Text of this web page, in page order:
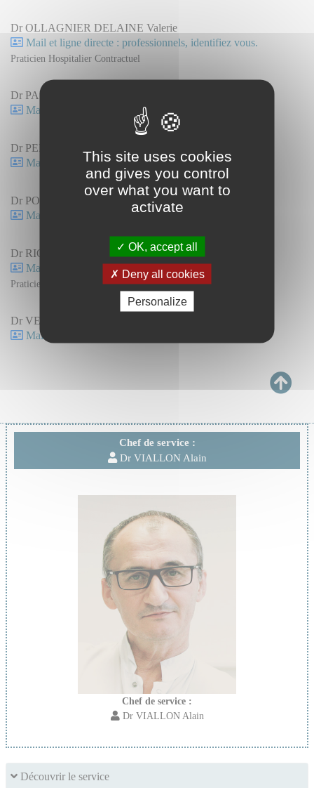
Chef de service :
Dr VIALLON Alain
Chef de service :
Dr VIALLON Alain
Découvrir le service
Dr OLLAGNIER DELAINE Valerie
Mail et ligne directe : professionnels, identifiez vous.
Praticien Hospitalier Contractuel
Dr PASTOR Elise
Mail et ligne directe : professionnels, identifiez vous.
Dr PERDON Alexandre
Mail et ligne directe : professionnels, identifiez vous.
Dr POCHON Eve
Mail et ligne directe : professionnels, identifiez vous.
Dr RIOCREUX Corentin
Mail et ligne directe : professionnels, identifiez vous.
Praticien Hospitalier Contractuel
Dr VERGNE Marion
Mail et ligne directe : professionnels, identifiez vous.
This site uses cookies
and gives you control
over what you want to
activate
OK, accept all
Deny all cookies
Personalize